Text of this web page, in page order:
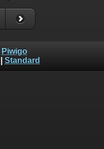
Piwigo
Standard